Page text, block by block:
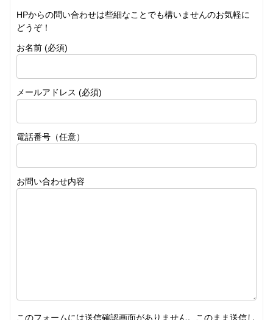
HPからの問い合わせは些細なことでも構いませんのお気軽に
どうぞ！
お名前 (必須)
メールアドレス (必須)
電話番号（任意）
お問い合わせ内容
このフォームには送信確認画面がありません。このまま送信し